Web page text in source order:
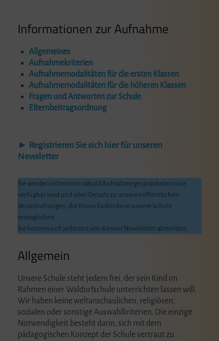
Informationen zur Aufnahme
Allgemeines
Aufnahmekriterien
Aufnahmemodalitäten für die ersten Klassen
Aufnahmemodalitäten für die höheren Klassen
Fragen und Antworten zur Schule
Elternbeitragsordnung
► Registrieren Sie sich hier für unseren
Newsletter
Sie werden informiert sobald Aufnahmegesprächstermine
verfügbar sind und über Details zu unseren öffentlichen
Veranstaltungen, die Ihnen Einblicke in unsere Schule
ermöglichen.
Sie können sich jederzeit von diesem Newsletter abmelden.
Allgemein
Unsere Schule steht jedem frei, der sein Kind im
Rahmen einer Waldorfschule unterrichten lassen will.
Wir haben keine weltanschaulichen, religiösen,
sozialen oder sonstige Auswahlkriterien. Die einzige
Notwendigkeit besteht darin, sich mit dem
pädagogischen Konzept der Schule vertraut zu